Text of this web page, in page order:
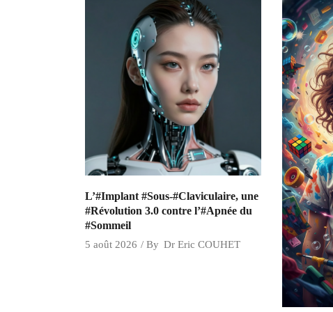
L’#Implant #Sous-#Claviculaire, une
#Révolution 3.0 contre l’#Apnée du
#Sommeil
5 août 2026 By Dr Eric COUHET